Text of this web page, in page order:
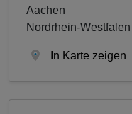
Aachen
Nordrhein-Westfalen
In Karte zeigen